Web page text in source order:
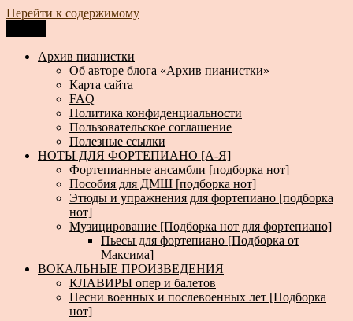
Перейти к содержимому
Архив пианистки
Всё для пианистов: ноты, книги, музыка, статьи…
Архив пианистки
Об авторе блога «Архив пианистки»
Карта сайта
FAQ
Политика конфиденциальности
Пользовательское соглашение
Полезные ссылки
НОТЫ ДЛЯ ФОРТЕПИАНО [А-Я]
Фортепианные ансамбли [подборка нот]
Пособия для ДМШ [подборка нот]
Этюды и упражнения для фортепиано [подборка
нот]
Музицирование [Подборка нот для фортепиано]
Пьесы для фортепиано [Подборка от
Максима]
ВОКАЛЬНЫЕ ПРОИЗВЕДЕНИЯ
КЛАВИРЫ опер и балетов
Песни военных и послевоенных лет [Подборка
нот]